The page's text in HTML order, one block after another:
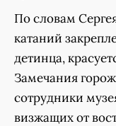
По словам
катаний
детинца,
Замечания
сотрудники
визжащих от